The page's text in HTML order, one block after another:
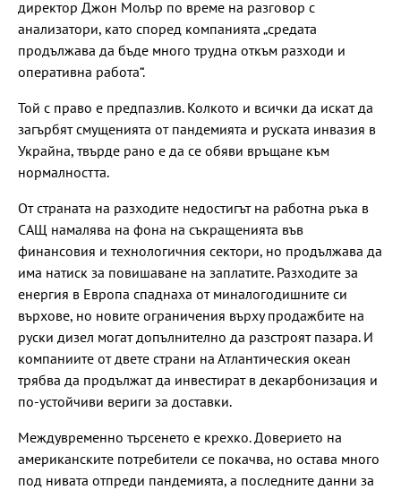
директор Джон Молър по време на разговор с
анализатори, като според компанията „средата
продължава да бъде много трудна откъм разходи и
оперативна работа“.
Той с право е предпазлив. Колкото и всички да искат да
загърбят смущенията от пандемията и руската инвазия в
Украйна, твърде рано е да се обяви връщане към
нормалността.
От страната на разходите недостигът на работна ръка в
САЩ намалява на фона на съкращенията във
финансовия и технологичния сектори, но продължава да
има натиск за повишаване на заплатите. Разходите за
енергия в Европа спаднаха от миналогодишните си
върхове, но новите ограничения върху продажбите на
руски дизел могат допълнително да разстроят пазара. И
компаниите от двете страни на Атлантическия океан
трябва да продължат да инвестират в декарбонизация и
по-устойчиви вериги за доставки.
Междувременно търсенето е крехко. Доверието на
американските потребители се покачва, но остава много
под нивата отпреди пандемията, а последните данни за